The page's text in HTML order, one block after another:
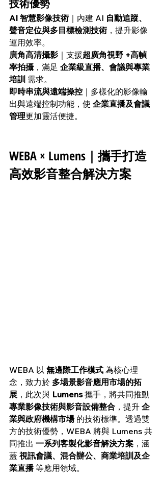
技術優勢
AI 智慧影像技術｜內建 AI 自動追蹤、
聲音定位與多目標檢測技術，提升影像
運用效率。
廣角高清攝影 ｜支援超廣角視野 +高幀
率拍攝，滿足 企業級直播、會議與專業
培訓 需求。
即時串流與遠端操控 ｜多樣化的影像輸
出與遠端控制功能，使 企業直播及會議
管理更加靈活便捷。
WEBA × Lumens｜攜手打造
高效影音整合解決方案
WEBA 以 無邊際工作模式 為核心理
念，致力於 多場景影音應用市場的拓
展 ，此次與 Lumens 攜手，將共同推動
專業影像技術與影音設備整合 ，提升 企
業與政府機構市場 的技術標準。透過雙
方的技術優勢，WEBA 將與 Lumens 共
同推出 一系列客製化影音解決方案 ，涵
蓋 視訊會議、混合辦公、商業培訓及企
業直播 等應用領域。